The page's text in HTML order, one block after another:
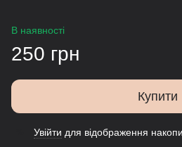
В наявності
250 грн
Купити
Увійти для відображення